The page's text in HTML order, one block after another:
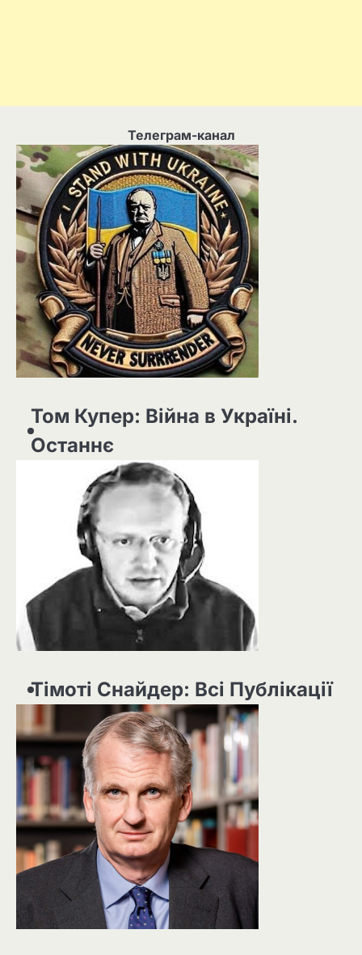
Телеграм-канал
Том Купер: Війна в Україні.
Останнє
Тімоті Снайдер: Всі Публікації